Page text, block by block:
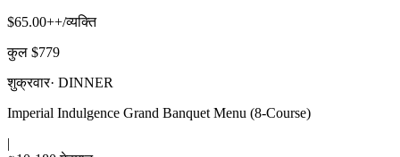
$65.00++/व्यक्ति
कुल $779
शुक्रवार· DINNER
Imperial Indulgence Grand Banquet Menu (8-Course)
|